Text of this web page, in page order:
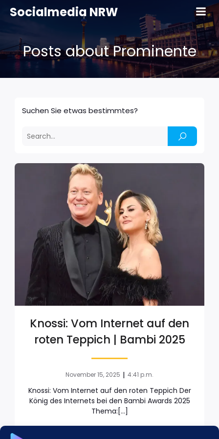
Socialmedia NRW
Posts about Prominente
Suchen Sie etwas bestimmtes?
Knossi: Vom Internet auf den
roten Teppich | Bambi 2025
November 15, 2025 | 4:41 p.m.
Knossi: Vom Internet auf den roten Teppich Der
König des Internets bei den Bambi Awards 2025
Thema:[…]